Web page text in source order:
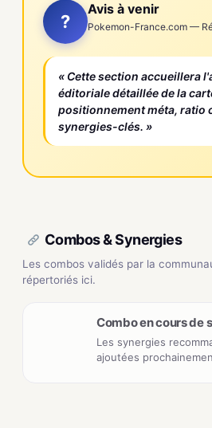
?
Avis à venir
Pokemon-France.com —
« Cette section accueillera
éditoriale détaillée de la
positionnement méta, ratio
synergies-clés. »
Combos & Synergies
Les combos validés par la
répertoriés ici.
Combo en cours de
Les synergies
ajoutées